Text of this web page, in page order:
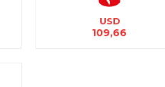
USD
109,66